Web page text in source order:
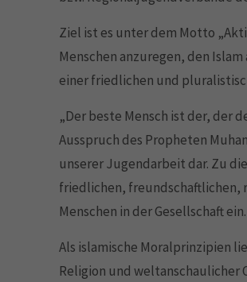
Ziel ist es unter dem Motto
Menschen anzuregen, den
einer friedlichen und
„Der beste Mensch ist der, der
Ausspruch des Propheten
unserer Jugendarbeit dar. Zu
friedlichen, freundschaftlichen,
Menschen in der Gesellschaft ein.
Als islamische Moralprinzipien
Religion und